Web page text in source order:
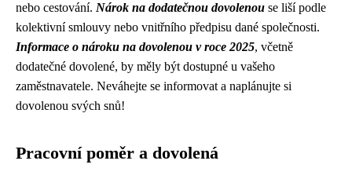
nebo cestování. Nárok na dodatečnou dovolenou se liší podle
kolektivní smlouvy nebo vnitřního předpisu dané společnosti.
Informace o nároku na dovolenou v roce 2025, včetně
dodatečné dovolené, by měly být dostupné u vašeho
zaměstnavatele. Neváhejte se informovat a naplánujte si
dovolenou svých snů!
Pracovní poměr a dovolená